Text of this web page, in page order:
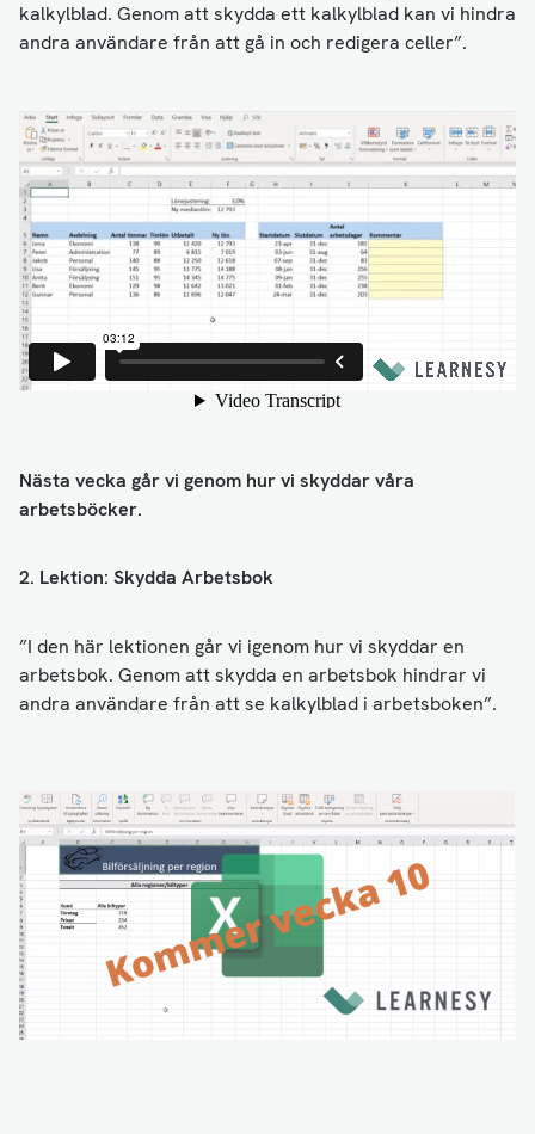
kalkylblad. Genom att skydda ett kalkylblad kan vi hindra
andra användare från att gå in och redigera celler”.
Nästa vecka går vi genom hur vi skyddar våra
arbetsböcker.
2. Lektion: Skydda Arbetsbok
”I den här lektionen går vi igenom hur vi skyddar en
arbetsbok. Genom att skydda en arbetsbok hindrar vi
andra användare från att se kalkylblad i arbetsboken”.